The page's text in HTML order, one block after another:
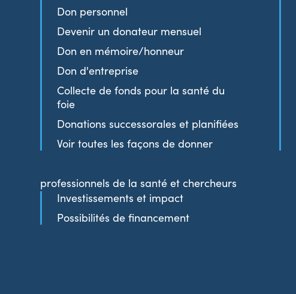
Don personnel
Devenir un donateur mensuel
Don en mémoire/honneur
Don d'entreprise
Collecte de fonds pour la santé du
foie
Donations successorales et planifiées
Voir toutes les façons de donner
professionnels de la santé et chercheurs
Investissements et impact
Possibilités de financement